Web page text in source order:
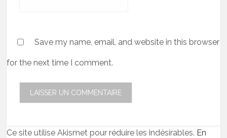
Save my name, email, and website in this browser
for the next time I comment.
Ce site utilise Akismet pour réduire les indésirables. En